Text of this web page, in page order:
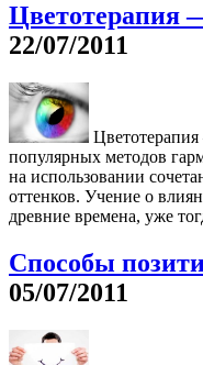
Цветотерапия
22/07/2011
популярных методов
на использовании
оттенков. Учение о
древние времена, уже
Способы
05/07/2011